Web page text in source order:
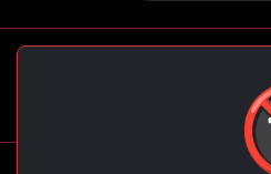
Podívej